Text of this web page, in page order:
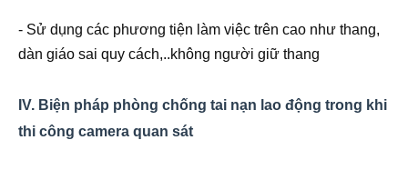
- Sử dụng các phương tiện làm việc trên cao như thang,
dàn giáo sai quy cách,..không người giữ thang
IV. Biện pháp phòng chống tai nạn lao động trong khi
thi công camera quan sát